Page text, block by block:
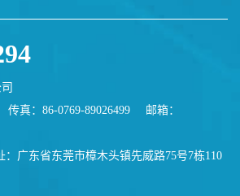
传真：86-0769-89026499
邮箱：
：广东省东莞市樟木头镇先威路75号7栋110